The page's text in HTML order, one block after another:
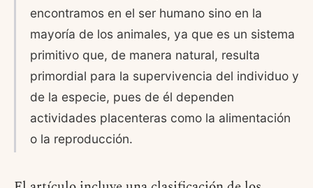
encontramos en el ser humano sino en la
mayoría de los animales, ya que es un sistema
primitivo que, de manera natural, resulta
primordial para la supervivencia del individuo y
de la especie, pues de él dependen
actividades placenteras como la alimentación
o la reproducción.